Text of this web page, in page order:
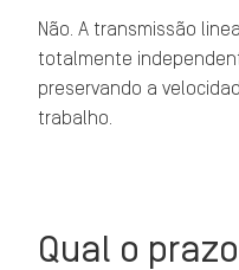
Não. A transmissão
totalmente
preservando a
trabalho.
Qual o